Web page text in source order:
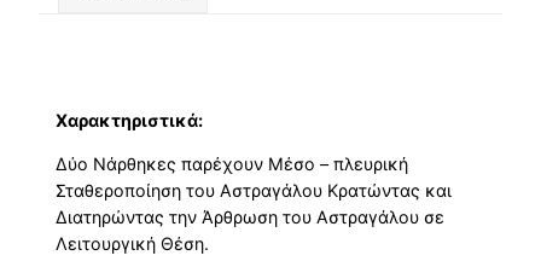
Χαρακτηριστικά:
Δύο Νάρθηκες παρέχουν Μέσο – πλευρική
Σταθεροποίηση του Αστραγάλου Κρατώντας και
Διατηρώντας την Άρθρωση του Αστραγάλου σε
Λειτουργική Θέση.